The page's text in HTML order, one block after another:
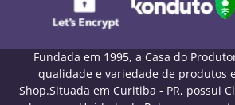
Fundada em 1995, a Casa do
qualidade e variedade de produtos
Shop.Situada em Curitiba - PR, possui